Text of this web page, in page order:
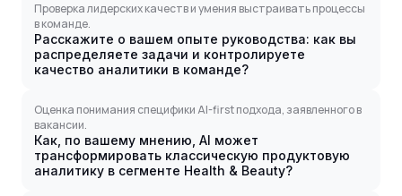
Проверка лидерских качеств и умения выстраивать процессы
в команде.
Расскажите о вашем опыте руководства: как вы
распределяете задачи и контролируете
качество аналитики в команде?
Оценка понимания специфики AI-first подхода, заявленного в
вакансии.
Как, по вашему мнению, AI может
трансформировать классическую продуктовую
аналитику в сегменте Health & Beauty?